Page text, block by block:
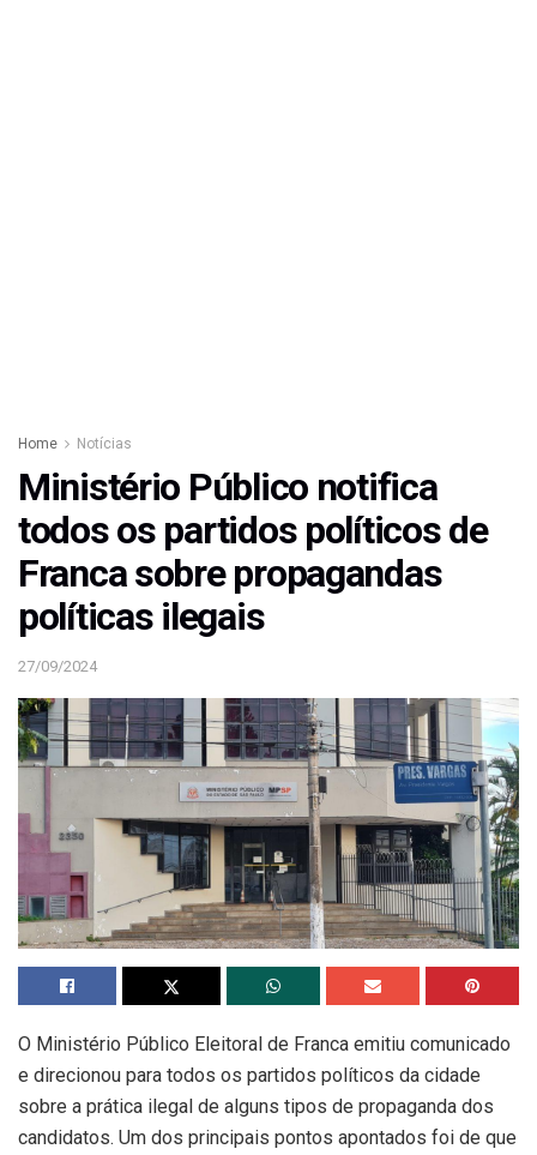
Home Notícias
Ministério Público notifica
todos os partidos políticos de
Franca sobre propagandas
políticas ilegais
27/09/2024
O Ministério Público Eleitoral de Franca emitiu comunicado
e direcionou para todos os partidos políticos da cidade
sobre a prática ilegal de alguns tipos de propaganda dos
candidatos. Um dos principais pontos apontados foi de que